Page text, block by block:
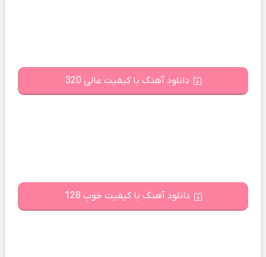
دانلود آهنگ با کیفیت عالی 320
دانلود آهنگ با کیفیت خوب 128